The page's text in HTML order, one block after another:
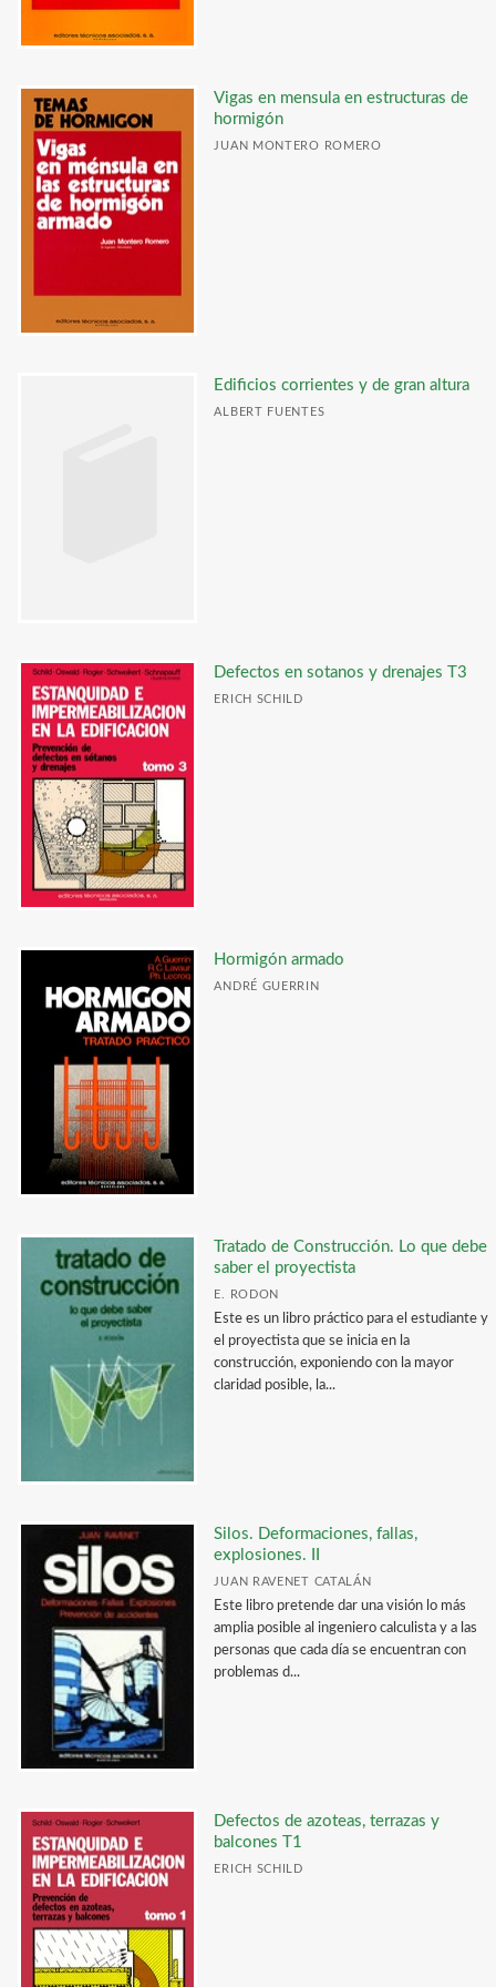
Motores
Tecnologías Manufactureras
Ingeniería Mecánica y Materiales
Cuestiones Generales
Catálogo Arquitectura 2025
Vigas en mensula en estructuras de
hormigón
JUAN MONTERO ROMERO
Edificios corrientes y de gran altura
ALBERT FUENTES
Defectos en sotanos y drenajes T3
ERICH SCHILD
Hormigón armado
ANDRÉ GUERRIN
Tratado de Construcción. Lo que debe
saber el proyectista
E. RODON
Este es un libro práctico para el estudiante y
el proyectista que se inicia en la
construcción, exponiendo con la mayor
claridad posible, la...
Silos. Deformaciones, fallas,
explosiones. II
JUAN RAVENET CATALÁN
Este libro pretende dar una visión lo más
amplia posible al ingeniero calculista y a las
personas que cada día se encuentran con
problemas d...
Defectos de azoteas, terrazas y
balcones T1
ERICH SCHILD